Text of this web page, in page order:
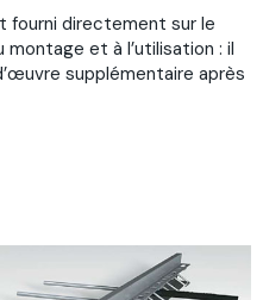
fourni directement sur le
et à l’utilisation : il
supplémentaire après